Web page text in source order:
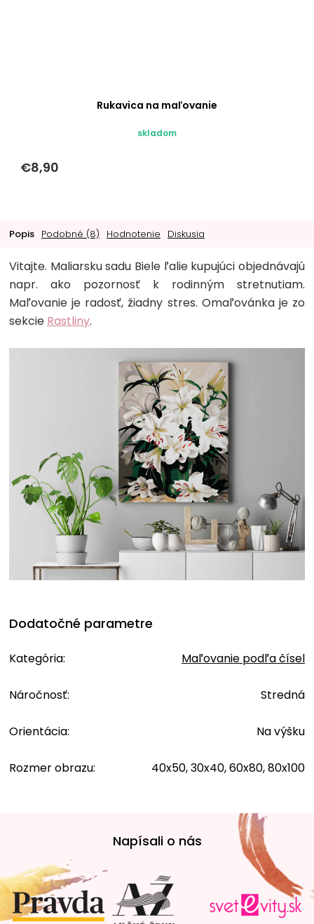
Rukavica na maľovanie
skladom
€8,90
Popis Podobné (8) Hodnotenie Diskusia
Vitajte. Maliarsku sadu Biele ľalie kupujúci objednávajú
napr. ako pozornosť k rodinným stretnutiam.
Maľovanie je radosť, žiadny stres. Omaľovánka je zo
sekcie Rastliny.
Dodatočné parametre
Kategória: Maľovanie podľa čísel
Náročnosť: Stredná
Orientácia: Na výšku
Rozmer obrazu: 40x50, 30x40, 60x80, 80x100
t
i
e
Napísali o nás